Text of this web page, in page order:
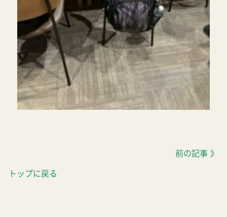
トップに戻る
前の記事 》